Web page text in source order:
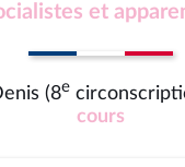
et
(8e
cours